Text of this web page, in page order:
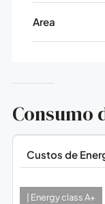
Area
Consumo
Custos de
| Energy class A+